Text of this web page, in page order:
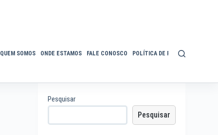
QUEM SOMOS ONDE ESTAMOS FALE CONOSCO POLÍTICA DE PRIVACIDADE
Pesquisar
Pesquisar